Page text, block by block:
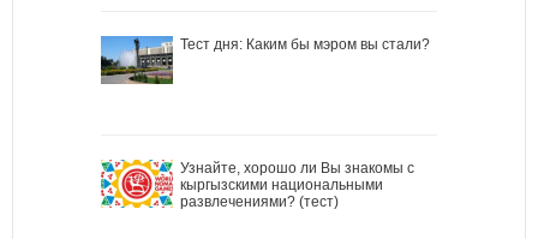
Тест дня: Каким бы мэром вы стали?
Узнайте, хорошо ли Вы знакомы с
кыргызскими национальными
развлечениями? (тест)